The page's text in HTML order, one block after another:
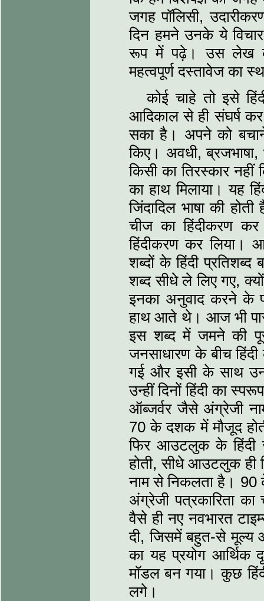
जगह पॉलिसी,
दिन हमने उनके ये
रूप में पढ़े। उस लेख को
महत्वपूर्ण दस्तावेज का
कोई चाहे तो इसे
आदिकाल से ही संघर्ष
सका है। अपने को
किए। अवधी,
किसी का तिरस्कार
का हाथ मिलाया। यह
जिंदादिल भाषा की
चीज का हिंदीकरण
हिंदीकरण कर लिया।
शब्दों के हिंदी
शब्द सीधे ले लिए गए,
इनका अनुवाद करने के
हाथ आते थे। आज भी
इस शब्द में जमने की
जनसाधारण के बीच
गई और इसी के साथ
उन्हीं दिनों हिंदी का
ऑब्जर्वर जैसे अंग्रेजी
70 के दशक में मौजूद
फिर आउटलुक के हिंदी
होती, सीधे आउटलुक ही
नाम से निकलता है।
अंग्रेजी पत्रकारिता
वैसे ही नए नवभारत
दी, जिसमें बहुत-से मूल्य
का यह प्रयोग आर्थिक
मॉडल बन गया। कुछ
लगे।